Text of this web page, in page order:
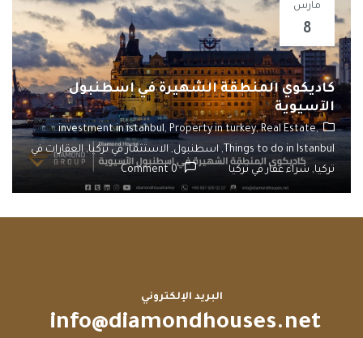
مارس
8
كاديكوي المنطقة الشهيرة في اسطنبول
الآسيوية
investment in istanbul, Property in turkey,Real Estate,
Things to do in Istanbul, اسطنبول, الاستثمار في تركيا,العقارات في
تركيا, شراء عقار في تركيا 0 Comment
البريد الإلكتروني
info@diamondhouses.net